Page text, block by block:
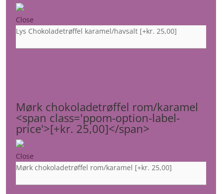
Close
Lys Chokoladetrøffel karamel/havsalt [+kr. 25,00]
Mørk chokoladetrøffel rom/karamel
<span class='ppom-option-label-
price'>[+kr. 25,00]</span>
Close
Mørk chokoladetrøffel rom/karamel [+kr. 25,00]